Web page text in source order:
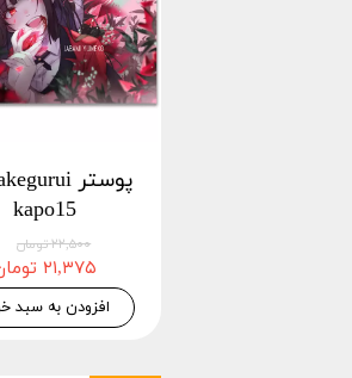
kapo15
۲۲,۵۰۰ تومان
۲۱,۳۷۵ تومان
افزودن به سبد